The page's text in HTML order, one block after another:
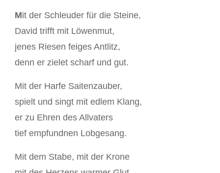
Mit der Schleuder für die Steine,
David trifft mit Löwenmut,
jenes Riesen feiges Antlitz,
denn er zielet scharf und gut.
Mit der Harfe Saitenzauber,
spielt und singt mit edlem Klang,
er zu Ehren des Allvaters
tief empfundnen Lobgesang.
Mit dem Stabe, mit der Krone